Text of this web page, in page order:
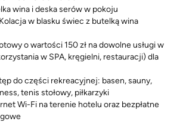
wina i deska serów w pokoju
w blasku świec z butelką wina
o wartości 150 zł na dowolne usługi w
w SPA, kręgielni, restauracji) dla
do części rekreacyjnej: basen, sauny,
tenis stołowy, piłkarzyki
Wi-Fi na terenie hotelu oraz bezpłatne